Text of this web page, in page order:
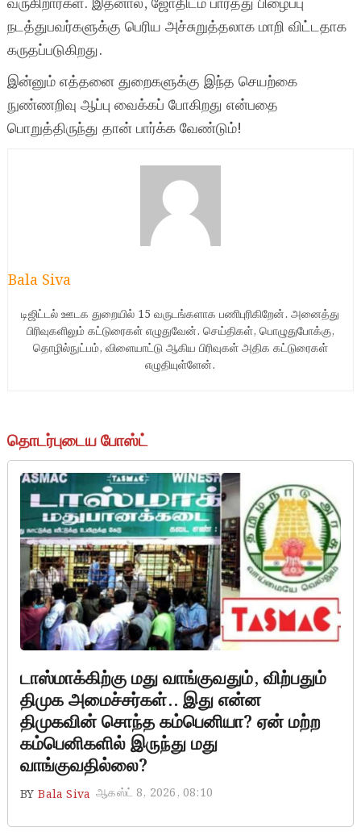
நடத்துபவர்களுக்கு பெரிய அச்சுறுத்தலாக மாறி விட்டதாக
கருதப்படுகிறது.
இன்னும் எத்தனை துறைகளுக்கு இந்த செயற்கை
நுண்ணறிவு ஆப்பு வைக்கப் போகிறது என்பதை
பொறுத்திருந்து தான் பார்க்க வேண்டும்!
Bala Siva
டிஜிட்டல் ஊடக துறையில் 15 வருடங்களாக பணிபுரிகிறேன். அனைத்து
பிரிவுகளிலும் கட்டுரைகள் எழுதுவேன். செய்திகள், பொழுதுபோக்கு,
தொழில்நுட்பம், விளையாட்டு ஆகிய பிரிவுகள் அதிக கட்டுரைகள்
எழுதியுள்ளேன்.
தொடர்புடைய போஸ்ட்
டாஸ்மாக்கிற்கு மது வாங்குவதும், விற்பதும்
திமுக அமைச்சர்கள்.. இது என்ன
திமுகவின் சொந்த கம்பெனியா? ஏன் மற்ற
கம்பெனிகளில் இருந்து மது
வாங்குவதில்லை?
BY Bala Siva ஆகஸ்ட் 8, 2026, 08:10